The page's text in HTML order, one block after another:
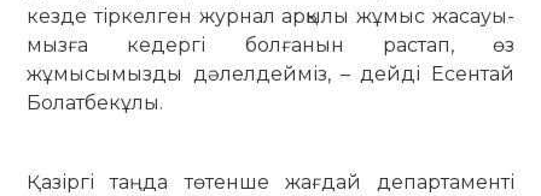
кезде тіркел­ген жур­нал арқылы жұмыс жасауы­
мызға кедергі болғанын растап, өз
жұмысымызды дәлелдейміз, – дейді Есентай
Болатбекұлы.
Қазіргі таңда төтенше жағдай департаменті